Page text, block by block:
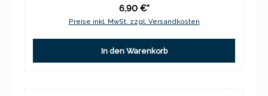
6,90 €*
Preise inkl. MwSt. zzgl. Versandkosten
In den Warenkorb